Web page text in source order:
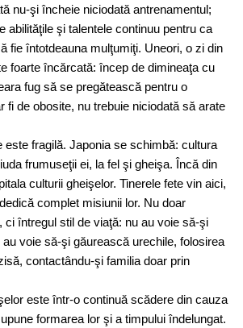
nu-şi încheie niciodată antrenamentul;
abilităţile şi talentele continuu pentru ca
fie întotdeauna mulţumiţi. Uneori, o zi din
foarte încărcată: încep de dimineaţa cu
fug să se pregătească pentru o
fi de obosite, nu trebuie niciodată să arate
este fragilă. Japonia se schimbă: cultura
frumuseţii ei, la fel şi gheişa. Încă din
culturii gheişelor. Tinerele fete vin aici,
complet misiunii lor. Nu doar
ci întregul stil de viaţă: nu au voie să-şi
voie să-şi găurească urechile, folosirea
contactându-şi familia doar prin
este într-o continuă scădere din cauza
formarea lor şi a timpului îndelungat.